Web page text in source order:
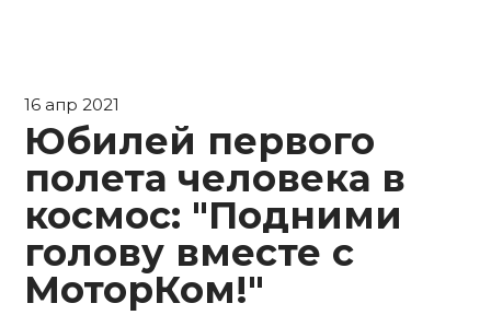
16 апр 2021
Юбилей первого
полета человека в
космос: "Подними
голову вместе с
МоторКом!"